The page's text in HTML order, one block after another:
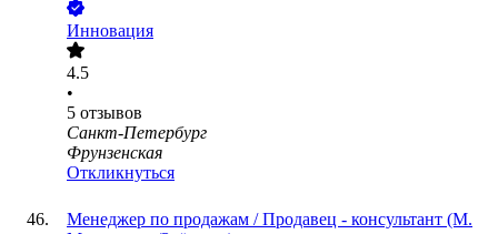
Инновация
4.5
•
5 отзывов
Санкт-Петербург
Фрунзенская
Откликнуться
Менеджер по продажам / Продавец - консультант (М.